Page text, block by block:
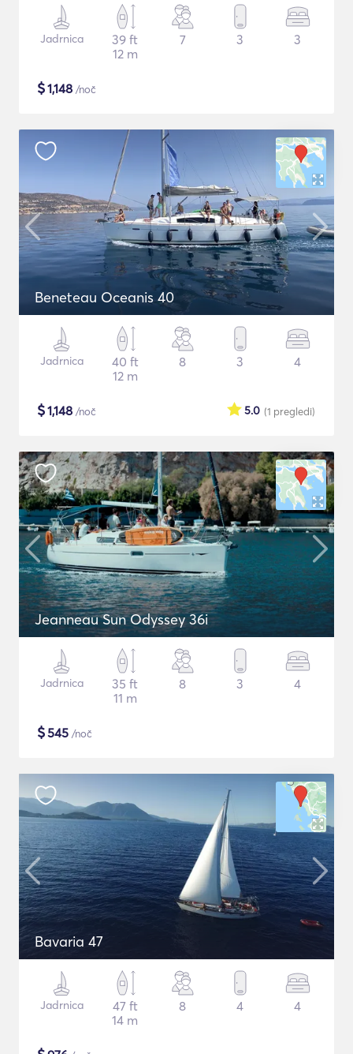
Jadrnica
39 ft
12 m
7 3 3
$1,148 /noč
Beneteau Oceanis 40
Jadrnica
40 ft
12 m
8 3 4
$1,148 /noč (1 pregledi)
5.0
Jeanneau Sun Odyssey 36i
Jadrnica
35 ft
11 m
8 3 4
$545 /noč
Bavaria 47
Jadrnica
47 ft
14 m
8 4 4